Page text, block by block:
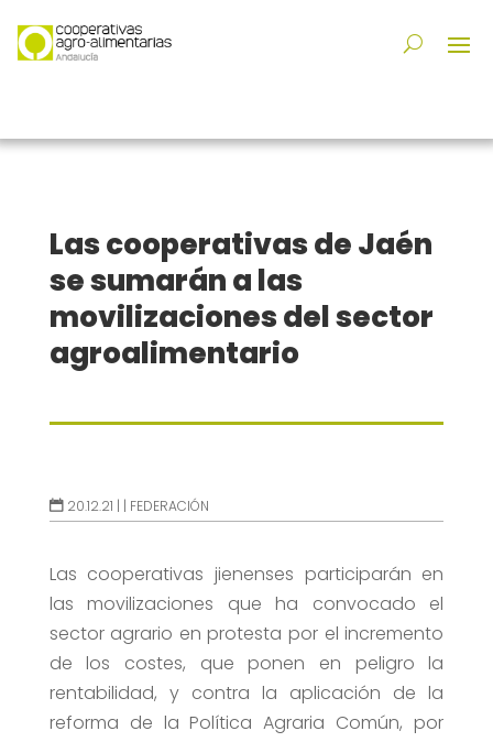
Las cooperativas de Jaén
se sumarán a las
movilizaciones del sector
agroalimentario
20.12.21 | | FEDERACIÓN
Las cooperativas jienenses participarán en
las movilizaciones que ha convocado el
sector agrario en protesta por el incremento
de los costes, que ponen en peligro la
rentabilidad, y contra la aplicación de la
reforma de la Política Agraria Común, por